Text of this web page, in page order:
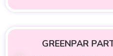
GREENPAR